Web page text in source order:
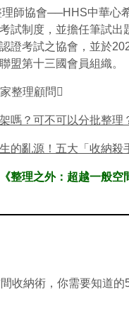
師協會──HHS中華心
試制度，並擔任筆試出
證考試之協會，並於
盟第十三國會員組織。
整理顧問
嗎？可不可以分批整理
的亂源！五大「收納殺
整理之外：超越一般
收納術，你需要知道的